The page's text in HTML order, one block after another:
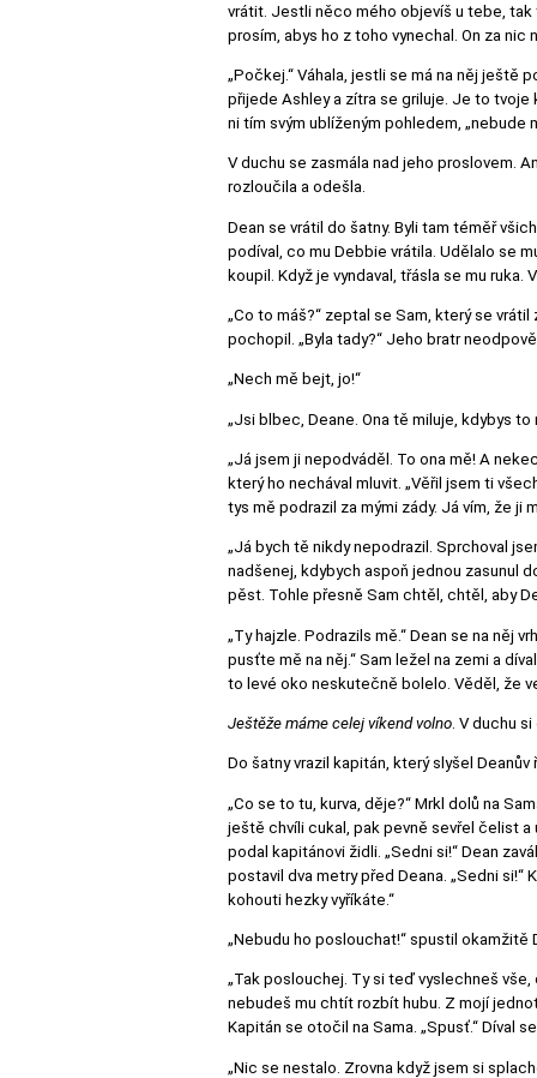
vrátit. Jestli něco mého objevíš u tebe, tak
prosím, abys ho z toho vynechal. On za nic
„Počkej.“ Váhala, jestli se má na něj ještě
přijede Ashley a zítra se griluje. Je to tvoje
ni tím svým ublíženým pohledem, „nebude
V duchu se zasmála nad jeho proslovem.
rozloučila a odešla.
Dean se vrátil do šatny. Byli tam téměř
podíval, co mu Debbie vrátila. Udělalo se
koupil. Když je vyndaval, třásla se mu ruka.
„Co to máš?“ zeptal se Sam, který se
pochopil. „Byla tady?“ Jeho bratr
„Nech mě bejt, jo!“
„Jsi blbec, Deane. Ona tě miluje, kdybys
„Já jsem ji nepodváděl. To ona mě! A
který ho nechával mluvit. „Věřil jsem ti
tys mě podrazil za mými zády. Já vím, že ji
„Já bych tě nikdy nepodrazil. Sprchoval
nadšenej, kdybych aspoň jednou zasunul
pěst. Tohle přesně Sam chtěl, chtěl, aby
„Ty hajzle. Podrazils mě.“ Dean se na něj
pusťte mě na něj.“ Sam ležel na zemi a
to levé oko neskutečně bolelo. Věděl, že
Ještěže máme celej víkend volno. V duchu
Do šatny vrazil kapitán, který slyšel Deanův
„Co se to tu, kurva, děje?“ Mrkl dolů na
ještě chvíli cukal, pak pevně sevřel čelist a
podal kapitánovi židli. „Sedni si!“ Dean
postavil dva metry před Deana. „Sedni si!“
kohouti hezky vyříkáte.“
„Nebudu ho poslouchat!“ spustil okamžitě
„Tak poslouchej. Ty si teď vyslechneš
nebudeš mu chtít rozbít hubu. Z mojí
Kapitán se otočil na Sama. „Spusť.“ Díval
„Nic se nestalo. Zrovna když jsem si